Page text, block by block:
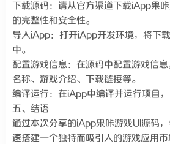
下载源码：请从官方渠道下载iApp果
的完整性和安全性。
导入iApp：打开iApp开发环境，将下
中。
配置游戏信息：在源码中配置游戏信
名称、游戏介绍、下载链接等。
编译运行：在iApp中编译并运行项目，
五、结语
通过本次分享的iApp果咔游戏UI源码
速搭建一个独特而吸引人的游戏应用